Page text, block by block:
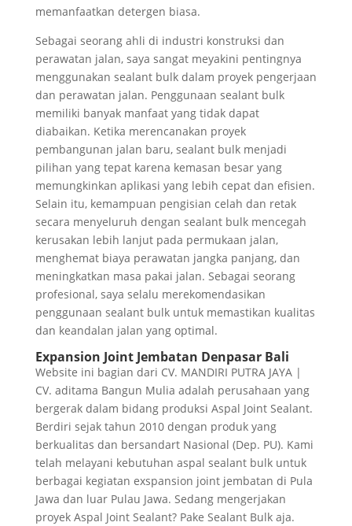
memanfaatkan detergen biasa.
Sebagai seorang ahli di industri konstruksi dan
perawatan jalan, saya sangat meyakini pentingnya
menggunakan sealant bulk dalam proyek pengerjaan
dan perawatan jalan. Penggunaan sealant bulk
memiliki banyak manfaat yang tidak dapat
diabaikan. Ketika merencanakan proyek
pembangunan jalan baru, sealant bulk menjadi
pilihan yang tepat karena kemasan besar yang
memungkinkan aplikasi yang lebih cepat dan efisien.
Selain itu, kemampuan pengisian celah dan retak
secara menyeluruh dengan sealant bulk mencegah
kerusakan lebih lanjut pada permukaan jalan,
menghemat biaya perawatan jangka panjang, dan
meningkatkan masa pakai jalan. Sebagai seorang
profesional, saya selalu merekomendasikan
penggunaan sealant bulk untuk memastikan kualitas
dan keandalan jalan yang optimal.
Expansion Joint Jembatan Denpasar Bali
Website ini bagian dari CV. MANDIRI PUTRA JAYA |
CV. aditama Bangun Mulia adalah perusahaan yang
bergerak dalam bidang produksi Aspal Joint Sealant.
Berdiri sejak tahun 2010 dengan produk yang
berkualitas dan bersandart Nasional (Dep. PU). Kami
telah melayani kebutuhan aspal sealant bulk untuk
berbagai kegiatan exspansion joint jembatan di Pula
Jawa dan luar Pulau Jawa. Sedang mengerjakan
proyek Aspal Joint Sealant? Pake Sealant Bulk aja.